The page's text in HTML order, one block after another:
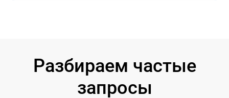
Разбираем частые
запросы